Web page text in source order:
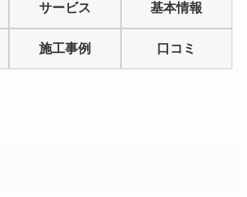
サービス 基本情報
施工事例 口コミ